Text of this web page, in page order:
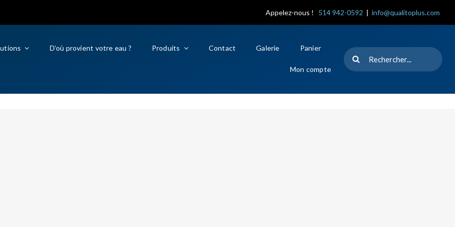
Appelez-nous ! 514 942-0592 | info@qualitoplus.com
D’où provient votre eau ? Produits Contact Galerie Panier
Mon compte
Rechercher